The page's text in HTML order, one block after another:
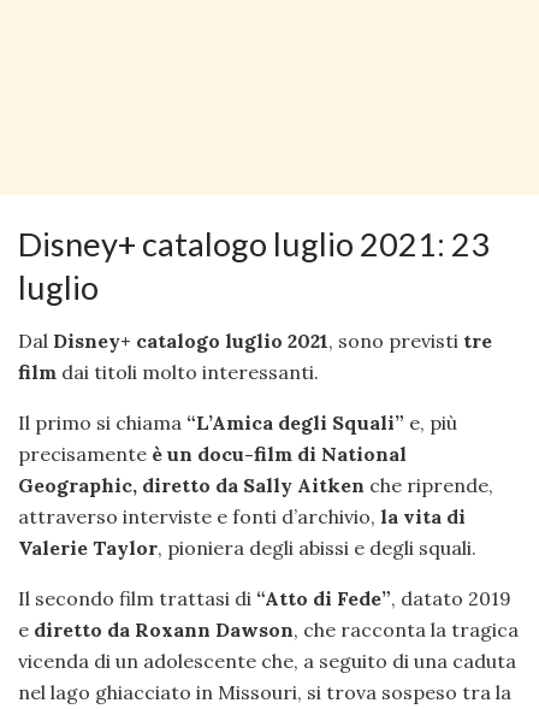
Disney+ catalogo luglio 2021: 23
luglio
Dal Disney+ catalogo luglio 2021, sono previsti tre
film dai titoli molto interessanti.
Il primo si chiama “L’Amica degli Squali” e, più
precisamente è un docu-film di National
Geographic, diretto da Sally Aitken che riprende,
attraverso interviste e fonti d’archivio, la vita di
Valerie Taylor, pioniera degli abissi e degli squali.
Il secondo film trattasi di “Atto di Fede”, datato 2019
e diretto da Roxann Dawson, che racconta la tragica
vicenda di un adolescente che, a seguito di una caduta
nel lago ghiacciato in Missouri, si trova sospeso tra la